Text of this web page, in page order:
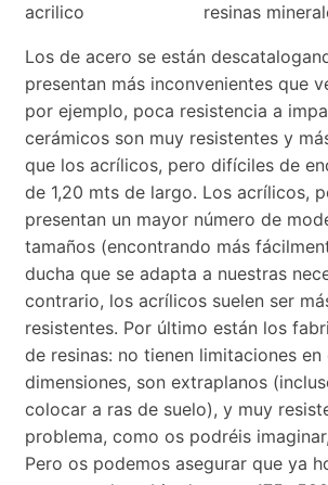
acrilico resinas
Los de acero se están
presentan más inconvenientes que
por ejemplo, poca resistencia a
cerámicos son muy resistentes y
que los acrílicos, pero difíciles de
de 1,20 mts de largo. Los acrílicos,
presentan un mayor número de
tamaños (encontrando más
ducha que se adapta a nuestras
contrario, los acrílicos suelen ser
resistentes. Por último están los
de resinas: no tienen limitaciones en
dimensiones, son extraplanos
colocar a ras de suelo), y muy
problema, como os podréis
Pero os podemos asegurar que ya